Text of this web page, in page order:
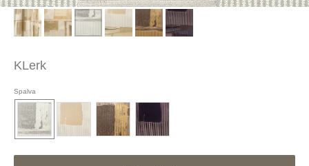
KLerk
Spalva